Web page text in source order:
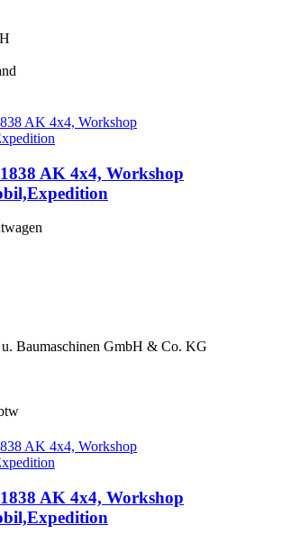
AK 4x4, Workshop
Baumaschinen GmbH & Co. KG
AK 4x4, Workshop